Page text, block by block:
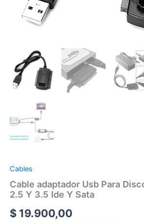
Cables
Cable adaptador Usb Para
2.5 Y 3.5 Ide Y Sata
$ 19.900,00